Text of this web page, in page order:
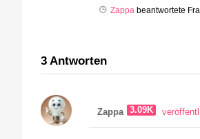
Zappa beantwortete
3 Antworten
Zappa 3.09K